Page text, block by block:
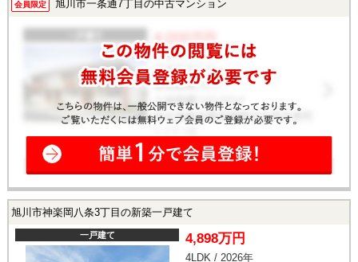
会員限定 旭川市一条通7丁目の中古マンション
旭川市神楽岡八条3丁目の新築一戸建て
一戸建て 4,898万円
4LDK / 2026年